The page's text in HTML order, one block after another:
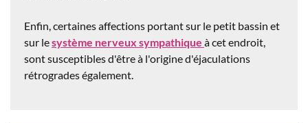
Enfin, certaines affections portant sur le petit bassin et
sur lesystème nerveux sympathique à cet endroit,
sont susceptibles d'être à l'origine d'éjaculations
rétrogrades également.